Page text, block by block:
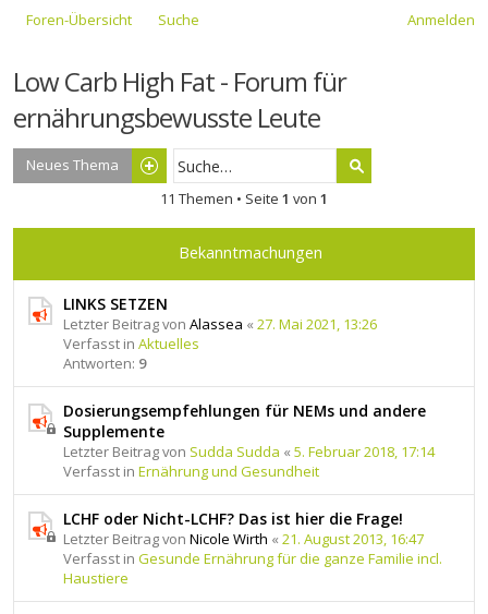
Foren-Übersicht Suche Anmelden
Low Carb High Fat - Forum für
ernährungsbewusste Leute
Neues Thema
11 Themen • Seite 1 von 1
Bekanntmachungen
LINKS SETZEN
Letzter Beitrag von Alassea « 27. Mai 2021, 13:26
Verfasst in Aktuelles
Antworten: 9
Dosierungsempfehlungen für NEMs und andere
Supplemente
Letzter Beitrag von Sudda Sudda « 5. Februar 2018, 17:14
Verfasst in Ernährung und Gesundheit
LCHF oder Nicht-LCHF? Das ist hier die Frage!
Letzter Beitrag von Nicole Wirth « 21. August 2013, 16:47
Verfasst in Gesunde Ernährung für die ganze Familie incl.
Haustiere